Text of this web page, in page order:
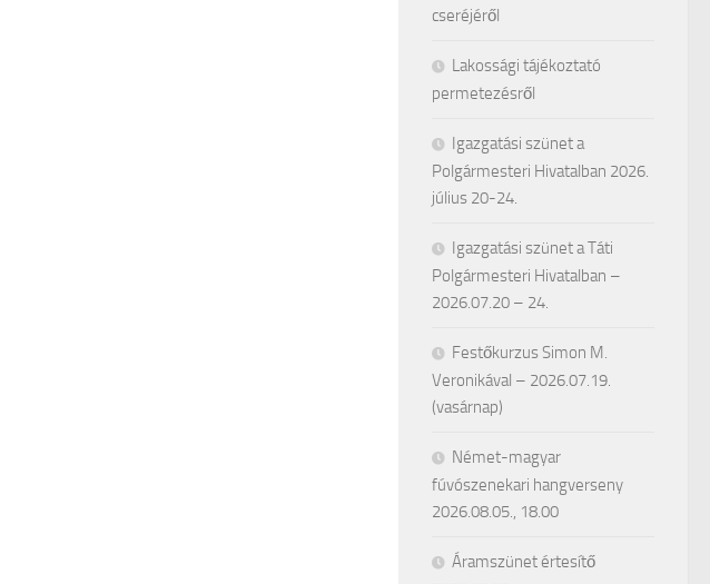
cseréjéről
Lakossági tájékoztató
permetezésről
Igazgatási szünet a
Polgármesteri Hivatalban 2026.
július 20-24.
Igazgatási szünet a Táti
Polgármesteri Hivatalban –
2026.07.20 – 24.
Festőkurzus Simon M.
Veronikával – 2026.07.19.
(vasárnap)
Német-magyar
fúvószenekari hangverseny
2026.08.05., 18.00
Áramszünet értesítő